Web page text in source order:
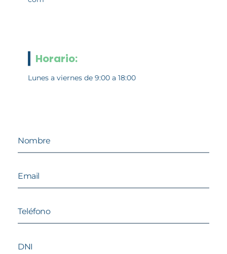
Horario:
Lunes a viernes de 9:00 a 18:00